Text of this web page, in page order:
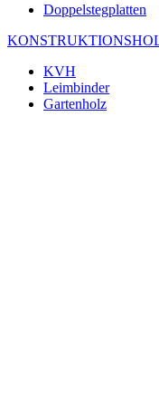
Doppelstegplatten
KVH
Leimbinder
Gartenholz